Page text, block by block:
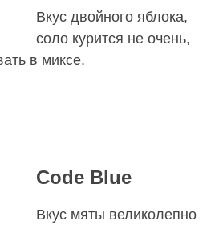
Вкус двойного яблока,
соло курится не очень,
в миксе.
Code Blue
Вкус мяты великолепно